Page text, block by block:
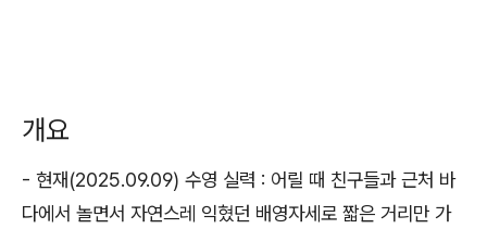
개요
- 현재(2025.09.09) 수영 실력 : 어릴 때 친구들과 근처 바
다에서 놀면서 자연스레 익혔던 배영자세로 짧은 거리만 가